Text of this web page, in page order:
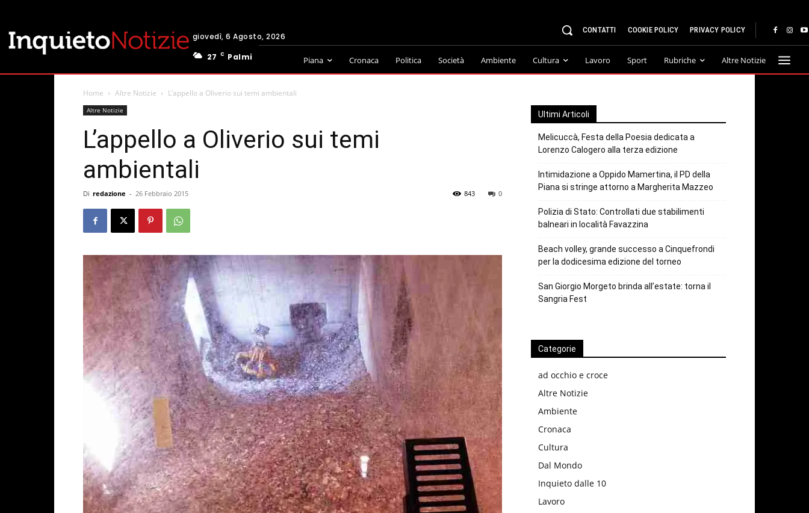
giovedì, 6 Agosto, 2026
27
C Palmi
CONTATTI COOKIE POLICY PRIVACY POLICY
Piana Cronaca Politica Società Ambiente Cultura Lavoro Sport Rubriche Altre Notizie
Home Altre Notizie L’appello a Oliverio sui temi ambientali
Altre Notizie
L’appello a Oliverio sui temi
ambientali
Di redazione - 26 Febbraio 2015 0
843
Ultimi Articoli
Melicuccà, Festa della Poesia dedicata a
Lorenzo Calogero alla terza edizione
Intimidazione a Oppido Mamertina, il PD della
Piana si stringe attorno a Margherita Mazzeo
Polizia di Stato: Controllati due stabilimenti
balneari in località Favazzina
Beach volley, grande successo a Cinquefrondi
per la dodicesima edizione del torneo
San Giorgio Morgeto brinda all’estate: torna il
Sangria Fest
Categorie
ad occhio e croce
Altre Notizie
Ambiente
Cronaca
Cultura
Dal Mondo
Inquieto dalle 10
Lavoro